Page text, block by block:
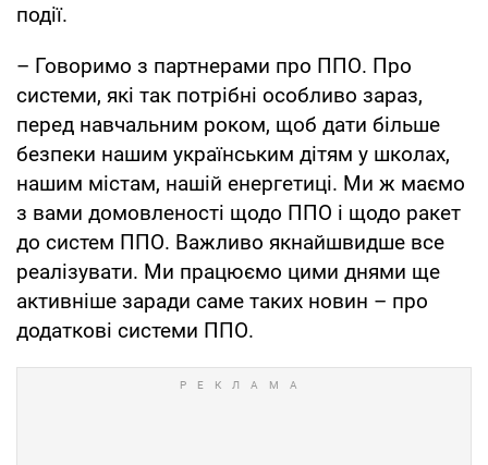
події.
– Говоримо з партнерами про ППО. Про
системи, які так потрібні особливо зараз,
перед навчальним роком, щоб дати більше
безпеки нашим українським дітям у школах,
нашим містам, нашій енергетиці. Ми ж маємо
з вами домовленості щодо ППО і щодо ракет
до систем ППО. Важливо якнайшвидше все
реалізувати. Ми працюємо цими днями ще
активніше заради саме таких новин – про
додаткові системи ППО.